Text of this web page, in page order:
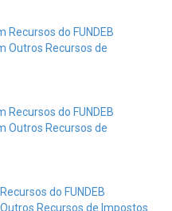
Recursos do FUNDEB
Outros Recursos de
Recursos do FUNDEB
Outros Recursos de
do FUNDEB
Recursos de Impostos